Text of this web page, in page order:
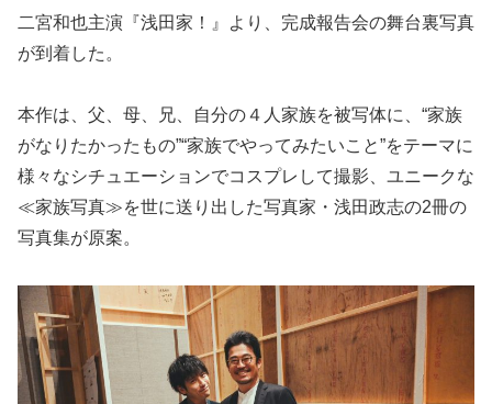
二宮和也主演『浅田家！』より、完成報告会の舞台裏写真
が到着した。
本作は、父、母、兄、自分の４人家族を被写体に、“家族
がなりたかったもの”“家族でやってみたいこと”をテーマに
様々なシチュエーションでコスプレして撮影、ユニークな
≪家族写真≫を世に送り出した写真家・浅田政志の2冊の
写真集が原案。